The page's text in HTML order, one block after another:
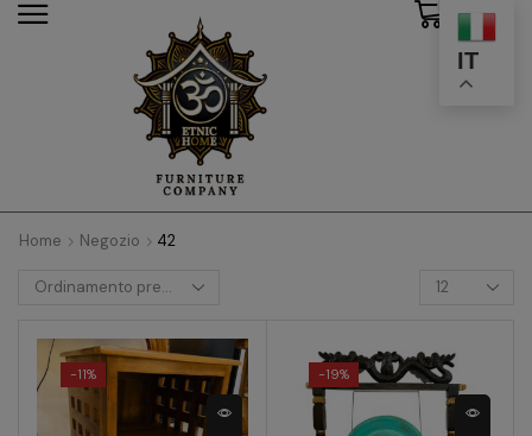
IT
Home Negozio 42
-11% -19%